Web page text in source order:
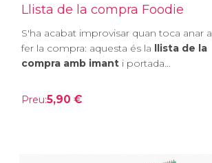
Llista de la compra Foodie
S'ha acabat improvisar quan toca anar a
fer la compra: aquesta és la llista de la
compra amb imant i portada...
Preu:5,90 €